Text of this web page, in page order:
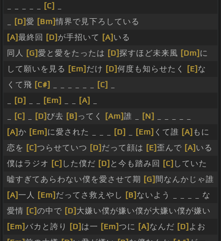
[C]
[D]愛 [Bm]情界で見下ろしている
[A]最終回 [D] が手招いて [A] いる
同人
[G]愛と愛をたったは [D]探すほど未来風 [Dm] に
して願いを見る [Em] だけ [D]何度も知らせたく [E] な
くて飛 [C#] [C]
[D] [Em] [A]
[C] [D] び去 [B] ってく [Am]誰 _ [N]
[A]か [Em] に愛された _ _ _ [D] [Em] くて誰 [A] もに
恋を [C]つらせていつ [D] だって顔は [E]歪んで [A] いる
僕はラジオ [C] した僕だ [D] と今も踏み回 [C] していた
嘘すぎてあらわない僕を愛させて期 [G] 間なんかじゃ誰
[A]一人 [Em] だってさ救えやし [B] ないよう _ _ _ _ な
愛情 [C]の中で [D] 大嫌い僕が嫌い僕が大嫌い僕が嫌い
[Em]バカと誇り [D] は一 [Em]つに [A] なんだ [D] よお